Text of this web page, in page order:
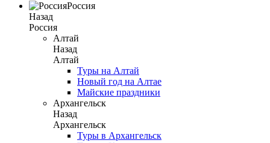
Россия
Назад
Россия
Алтай
Назад
Алтай
Туры на Алтай
Новый год на Алтае
Майские праздники
Архангельск
Назад
Архангельск
Туры в Архангельск